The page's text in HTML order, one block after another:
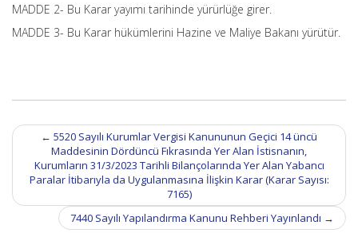
MADDE 2- Bu Karar yayımı tarihinde yürürlüğe girer.
MADDE 3- Bu Karar hükümlerini Hazine ve Maliye Bakanı yürütür.
Post
navigation
← 5520 Sayılı Kurumlar Vergisi Kanununun Geçici 14 üncü
Maddesinin Dördüncü Fıkrasında Yer Alan İstisnanın,
Kurumların 31/3/2023 Tarihli Bilançolarında Yer Alan Yabancı
Paralar İtibarıyla da Uygulanmasına İlişkin Karar (Karar Sayısı:
7165)
7440 Sayılı Yapılandırma Kanunu Rehberi Yayınlandı →